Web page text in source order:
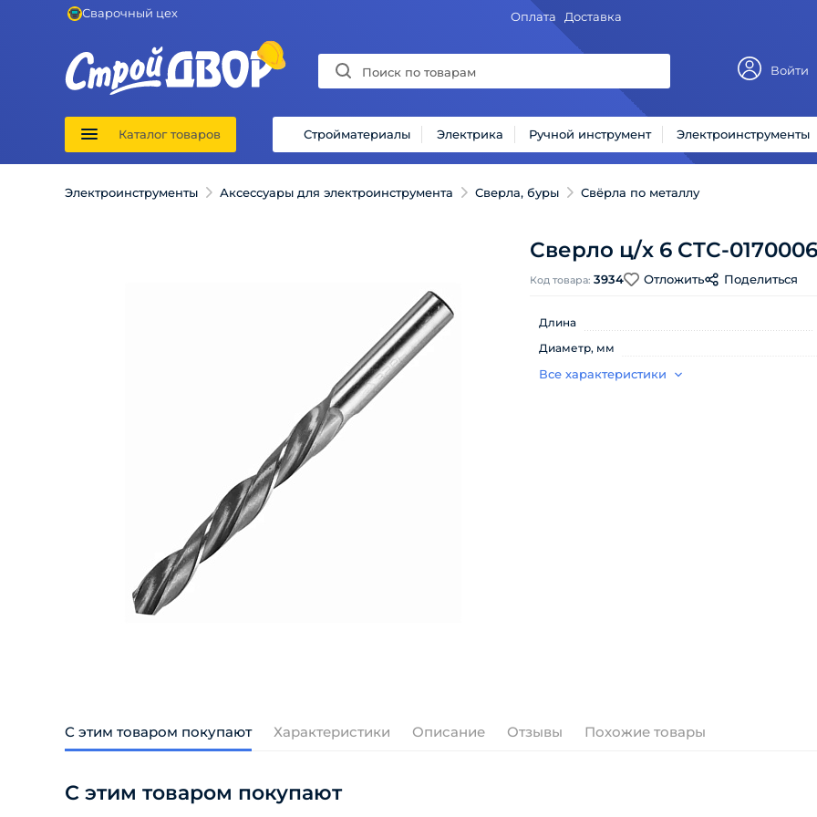
Сварочный цех Оплата Доставка
Войти
Каталог товаров Стройматериалы Электрика Ручной инструмент Электроинструменты
Электроинструменты Аксессуары для электроинструмента Сверла, буры Свёрла по металлу
Сверло ц/х 6 СTC-
Код товара: 3934 Отложить Поделиться
Длина
Диаметр, мм
Все характеристики
С этим товаром покупают Характеристики Описание Отзывы Похожие товары
С этим товаром покупают